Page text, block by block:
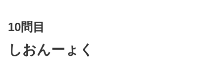
10問目
しおんーょく